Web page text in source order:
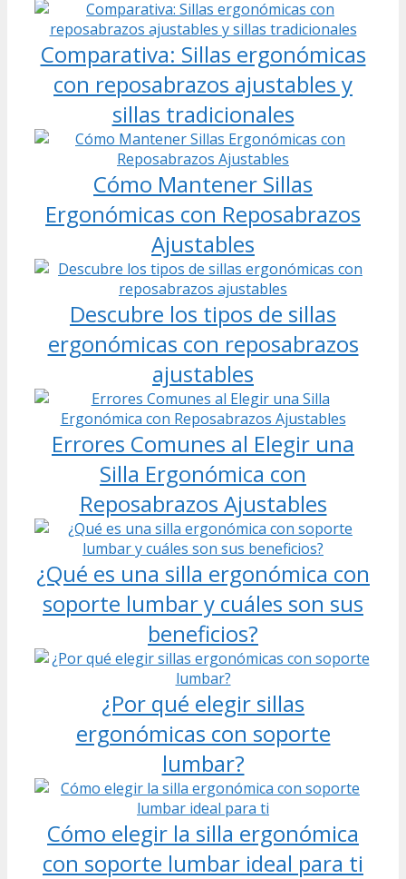
Comparativa: Sillas ergonómicas
con reposabrazos ajustables y
sillas tradicionales
Cómo Mantener Sillas
Ergonómicas con Reposabrazos
Ajustables
Descubre los tipos de sillas
ergonómicas con reposabrazos
ajustables
Errores Comunes al Elegir una
Silla Ergonómica con
Reposabrazos Ajustables
¿Qué es una silla ergonómica con
soporte lumbar y cuáles son sus
beneficios?
¿Por qué elegir sillas
ergonómicas con soporte
lumbar?
Cómo elegir la silla ergonómica
con soporte lumbar ideal para ti